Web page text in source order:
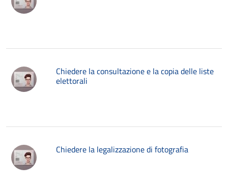
Chiedere la consultazione e la copia delle liste
elettorali
Chiedere la legalizzazione di fotografia